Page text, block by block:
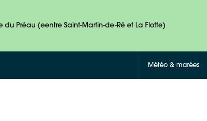
du Préau (eentre Saint-Martin-de-Ré et La Flotte)
Météo & marées